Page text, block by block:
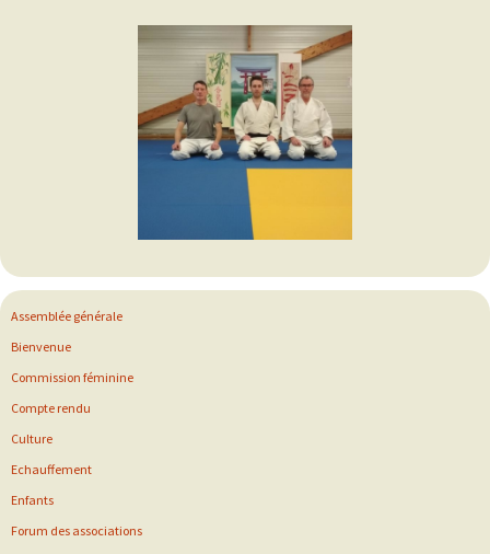
Assemblée générale
Bienvenue
Commission féminine
Compte rendu
Culture
Echauffement
Enfants
Forum des associations